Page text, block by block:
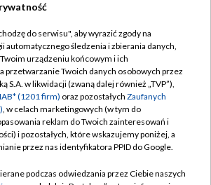
TVP
TVP
Cyfrowa
Regulamin TVP
Polityka prywatności
Moje zgody
Pomoc
do serwisu", aby wyrazić zgody na
automatycznego śledzenia i zbierania danych,
urządzeniu końcowym i ich
przetwarzanie Twoich danych osobowych przez
S.A. w likwidacji (zwaną dalej również „TVP”),
(1201 firm) oraz pozostałych Zaufanych
, w celach marketingowych (w tym do
reklam do Twoich zainteresowań i
i pozostałych, które wskazujemy poniżej, a
przez nas identyfikatora PPID do Google.
podczas odwiedzania przez Ciebie naszych